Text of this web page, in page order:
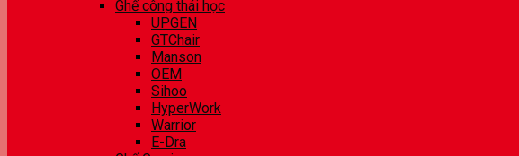
Ghế công thái học
UPGEN
GTChair
Manson
OEM
Sihoo
HyperWork
Warrior
E-Dra